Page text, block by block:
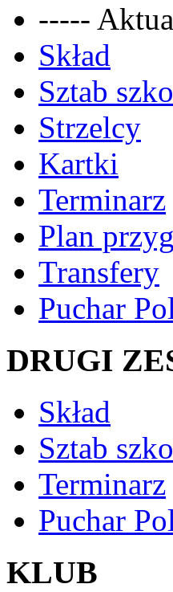
-----
Skład
Sztab
Strzelcy
Kartki
Terminarz
Plan
Transfery
Puchar
DRUGI
Skład
Sztab
Terminarz
Puchar
KLUB